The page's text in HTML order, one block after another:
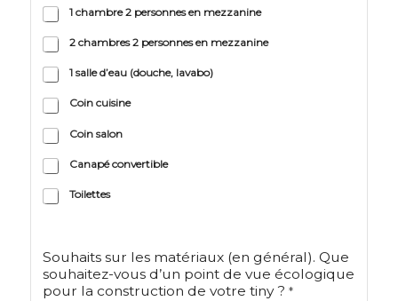
1 chambre 2 personnes en mezzanine
2 chambres 2 personnes en mezzanine
1 salle d’eau (douche, lavabo)
Coin cuisine
Coin salon
Canapé convertible
Toilettes
Souhaits sur les matériaux (en général). Que
souhaitez-vous d’un point de vue écologique
pour la construction de votre tiny ? *